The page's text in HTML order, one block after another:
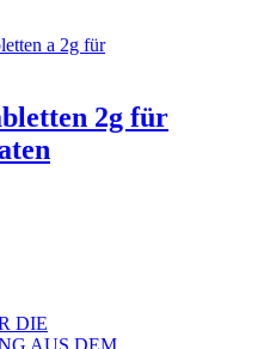
2g für